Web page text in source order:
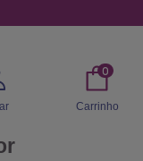
0
Carrinho